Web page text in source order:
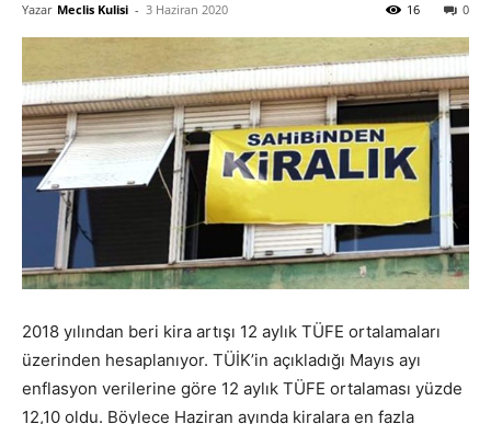
Yazar Meclis Kulisi - 3 Haziran 2020 0
16
2018 yılından beri kira artışı 12 aylık TÜFE ortalamaları
üzerinden hesaplanıyor. TÜİK’in açıkladığı Mayıs ayı
enflasyon verilerine göre 12 aylık TÜFE ortalaması yüzde
12,10 oldu. Böylece Haziran ayında kiralara en fazla